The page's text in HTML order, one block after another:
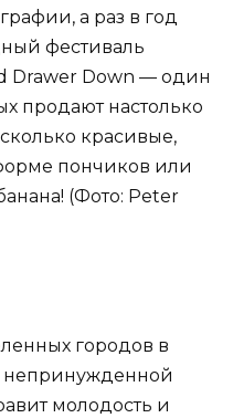
а раз в год
фестиваль
Drawer Down — один
продают настолько
красивые,
пончиков или
(Фото: Peter
городов в
непринужденной
молодость и